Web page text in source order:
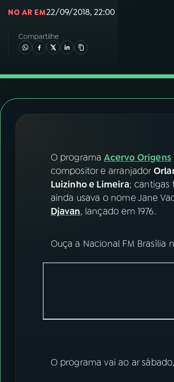
05PODCASTS
ACOMPANHE A RÁDIO NACIONAL
YouTube Facebook
Instagram X
NO AR EM22/09/2018, 22:00
Compartilhe
O programaAcervo Origens
compositor e arranjador
Luizinho e Limeira; cantigas
ainda usava o nome Jane
Djavan, lançado em 1976.
Ouça a Nacional FM Brasília
O programa vai ao ar